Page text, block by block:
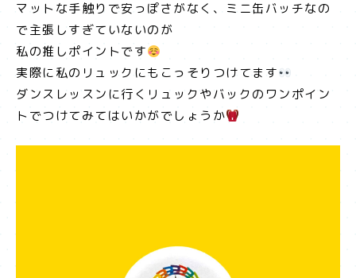
マットな手触りで安っぽさがなく、ミニ缶バッチなの
で主張しすぎていないのが
私の推しポイントです
実際に私のリュックにもこっそりつけてます
ダンスレッスンに行くリュックやバックのワンポイン
トでつけてみてはいかがでしょうか